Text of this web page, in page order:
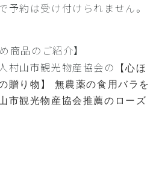
予約は受け付けられません。
商品のご紹介】
村山市観光物産協会の
【心ほ
贈り物】 無農薬の食用バラを
市観光物産協会推薦のローズ